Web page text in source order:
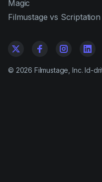
Magic
Filmustage vs Scriptation
© 2026 Filmustage, Inc. Id-